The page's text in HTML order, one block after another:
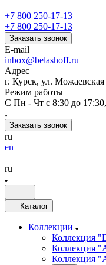
+7 800 250-17-13
+7 800 250-17-13
Заказать звонок
E-mail
inbox@belashoff.ru
Адрес
г. Курск, ул.
Режим работы
C Пн - Чт с 8:30 до
Заказать звонок
ru
en
ru
Каталог
Коллекции
Коллекция
Коллекция
Коллекция